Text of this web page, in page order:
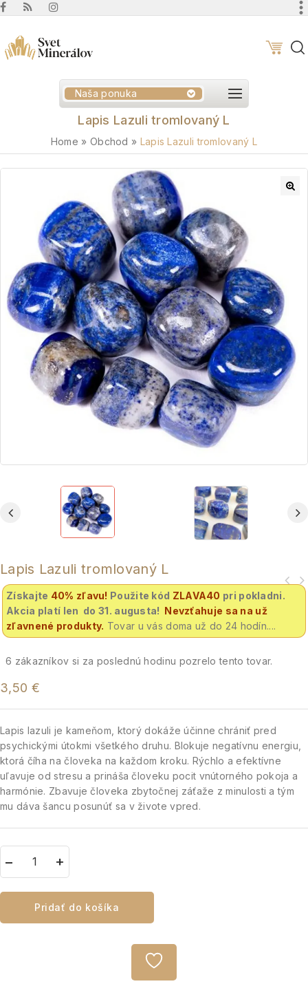
Naša ponuka
Lapis Lazuli tromlovaný L
Home » Obchod » Lapis Lazuli tromlovaný L
Lapis Lazuli tromlovaný L
Získajte 40% zľavu! Použite kód ZLAVA40 pri pokladni.
Akcia platí len do 31. augusta! Nevzťahuje sa na už
zľavnené produkty. Tovar u vás doma už do 24 hodín....
6 zákazníkov si za poslednú hodinu pozrelo tento tovar.
3,50 €
Lapis lazuli je kameňom, ktorý dokáže účinne chrániť pred
psychickými útokmi všetkého druhu. Blokuje negatívnu energiu,
ktorá číha na človeka na každom kroku. Rýchlo a efektívne
uľavuje od stresu a prináša človeku pocit vnútorného pokoja a
harmónie. Zbavuje človeka zbytočnej záťaže z minulosti a tým
mu dáva šancu posunúť sa v živote vpred.
Pridať do košíka